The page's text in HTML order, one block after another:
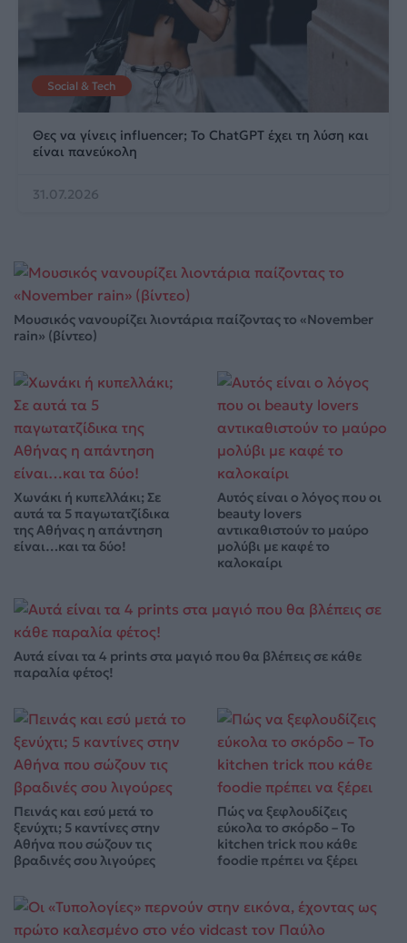
Social & Tech
Θες να γίνεις influencer; Το ChatGPT έχει τη λύση και
είναι πανεύκολη
31.07.2026
Μουσικός νανουρίζει λιοντάρια παίζοντας το «November
rain» (βίντεο)
Χωνάκι ή κυπελλάκι; Σε
αυτά τα 5 παγωτατζίδικα
της Αθήνας η απάντηση
είναι…και τα δύο!
Αυτός είναι ο λόγος που οι
beauty lovers
αντικαθιστούν το μαύρο
μολύβι με καφέ το
καλοκαίρι
Αυτά είναι τα 4 prints στα μαγιό που θα βλέπεις σε κάθε
παραλία φέτος!
Πεινάς και εσύ μετά το
ξενύχτι; 5 καντίνες στην
Αθήνα που σώζουν τις
βραδινές σου λιγούρες
Πώς να ξεφλουδίζεις
εύκολα το σκόρδο – Το
kitchen trick που κάθε
foodie πρέπει να ξέρει